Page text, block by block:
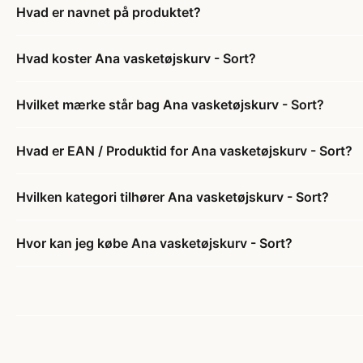
Hvad er navnet på produktet?
Hvad koster Ana vasketøjskurv - Sort?
Hvilket mærke står bag Ana vasketøjskurv - Sort?
Hvad er EAN / Produktid for Ana vasketøjskurv - Sort?
Hvilken kategori tilhører Ana vasketøjskurv - Sort?
Hvor kan jeg købe Ana vasketøjskurv - Sort?